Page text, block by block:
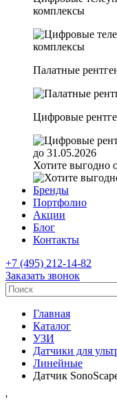
комплексы
Палатные
Цифровые
до 31.05.2026
Хотите выгодно
Бренды
Портфолио
Акции
Блог
Контакты
+7 (495) 212-14-82
Заказать звонок
Главная
Каталог
УЗИ
Датчики для
Линейные
Датчик
'